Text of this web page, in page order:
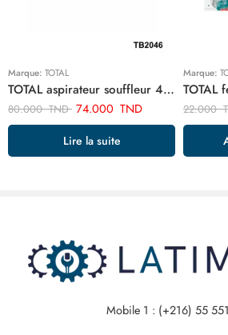
Marque: TOTAL
TOTAL aspirateur souffleur 400w TB2046
80.000TND 74.000 TND
Lire la suite
Marque:
22.000
Mobile 1 : (+216) 55